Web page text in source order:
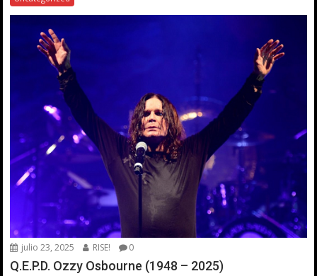
julio 23, 2025 RISE! 0
Q.E.P.D. Ozzy Osbourne (1948 – 2025)